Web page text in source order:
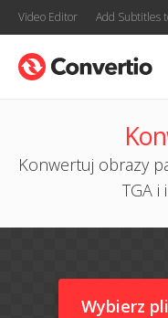
Video Editor Add Subtitles
Konwertuj obrazy
TGA
Wybierz